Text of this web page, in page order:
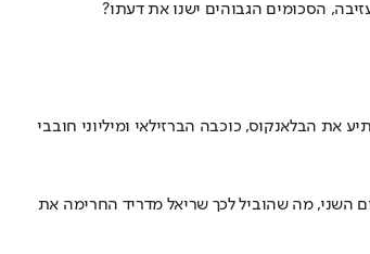
הסכומים הגבוהים ישנו את דעתו?
לא אמורה להפתיע את הבלאנקוס, כוכבה הברזילאי ומיליוני חובבי
השני, מה שהוביל לכך שריאל מדריד החרימה את